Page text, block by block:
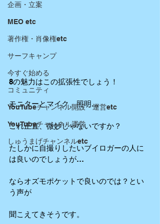
企画・立案
MEO etc
著作権・肖像権etc
サーフキャンプ
今すぐ始める
コミュニティ
YouTubeチャンネル開設・運営etc
YouTubeチャンネル運営
しゅうまげチャンネルetc
8の魅力はこの拡張性でしょう！
モニターとマイク、照明…
これ正直、微妙じゃないですか？
たしかに自撮りしたいブイロガーの人に
は良いのでしょうが…
ならオズモポケットで良いのでは？とい
う声が
聞こえてきそうです。